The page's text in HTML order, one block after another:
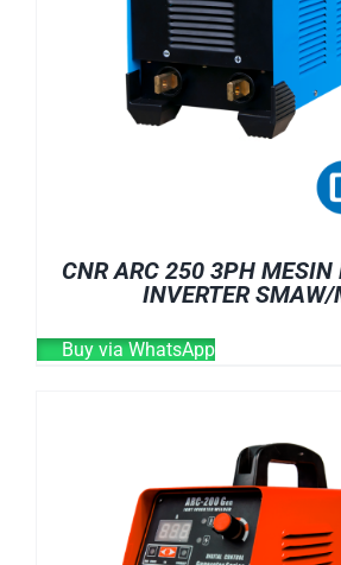
CNR ARC 250 3PH MESIN
INVERTER
Buy via WhatsApp